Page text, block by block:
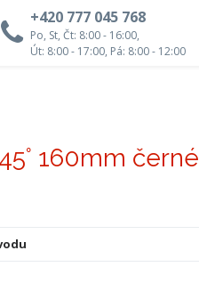
+420 777 045 768
Po, St, Čt: 8:00 - 16:00,
Út: 8:00 - 17:00, Pá: 8:00 - 12:00
160mm černé